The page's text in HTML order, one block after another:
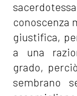
conoscenza
giustifica,
a una
grado,
sembrano